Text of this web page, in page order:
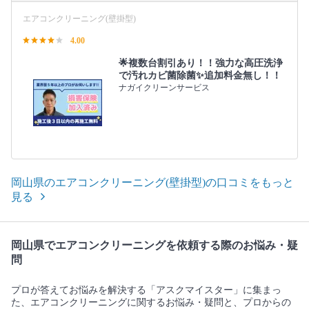
エアコンクリーニング(壁掛型)
4.00
🌟複数台割引あり！！強力な高圧洗浄
で汚れカビ菌除菌✨追加料金無し！！
ナガイクリーンサービス
岡山県のエアコンクリーニング(壁掛型)の口コミをもっと
見る
岡山県でエアコンクリーニングを依頼する際のお悩み・疑
問
プロが答えてお悩みを解決する「アスクマイスター」に集まっ
た、エアコンクリーニングに関するお悩み・疑問と、プロからの